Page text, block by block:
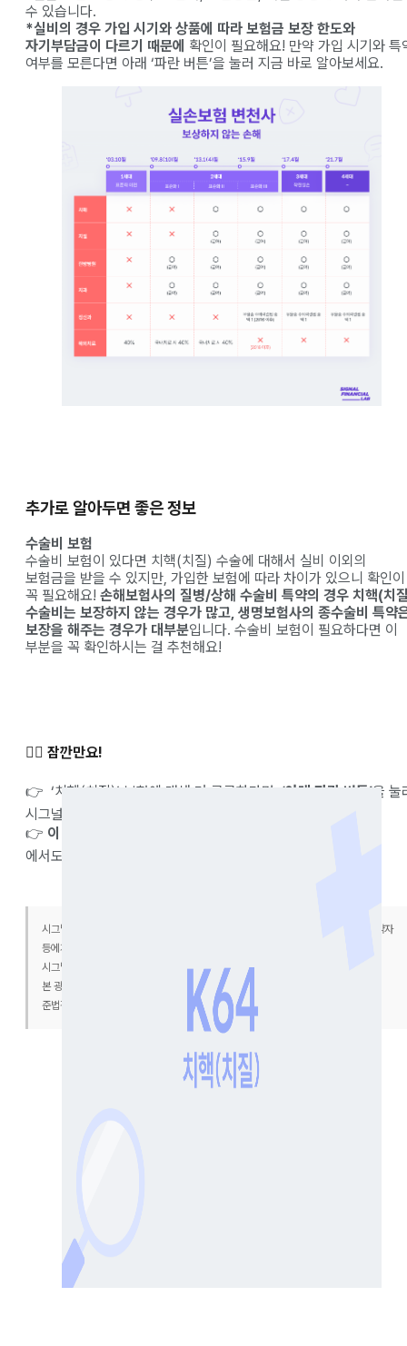
수 있습니다.
*실비의 경우 가입 시기와 상품에 따라 보험금 보장 한도와
자기부담금이 다르기 때문에 확인이 필요해요! 만약 가입 시기와 특
여부를 모른다면 아래 ‘파란 버튼’을 눌러 지금 바로 알아보세요.
추가로 알아두면 좋은 정보
수술비 보험
수술비 보험이 있다면 치핵(치질) 수술에 대해서 실비 이외의
보험금을 받을 수 있지만, 가입한 보험에 따라 차이가 있으니 확인이
꼭 필요해요! 손해보험사의 질병/상해 수술비 특약의 경우 치핵(치
수술비는 보장하지 않는 경우가 많고, 생명보험사의 종수술비 특약
보장을 해주는 경우가 대부분입니다. 수술비 보험이 필요하다면 이
부분을 꼭 확인하시는 걸 추천해요!
✋🏻 잠깐만요!
👉 ‘치핵(치질)’ 보험에 대해 더 궁금하다면, ‘아래 파란 버튼’을 눌
시그널플래너
👉 이 글은 시그널플래너 → 메뉴 탭 ‘전체’ → 보험금 청구사전
에서도 다시 볼 수 있어요😊
시그널파이낸셜랩 보험대리점의 개인 의견이며 이로 인한 이익 또는 손실은 보험계약자
등에게 귀속됩니다.
시그널파이낸셜랩 보험대리점(협회 등록번호 : 2020050020)
본 광고는 광고심의기준을 준수하였으며, 유효기간은 심의일로부터 1년입니다.
준법감시인 심의필 제2025-7578호(2025. 12. 5 ~ 2026. 12. 4)